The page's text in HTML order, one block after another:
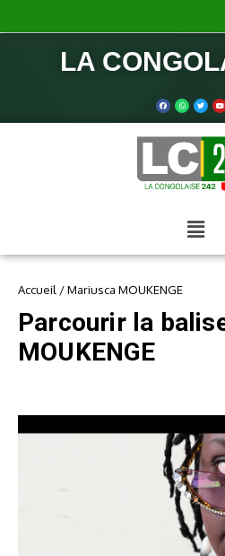
LA
Accueil /Mariusca MOUKENGE
Parcourir la
MOUKENGE